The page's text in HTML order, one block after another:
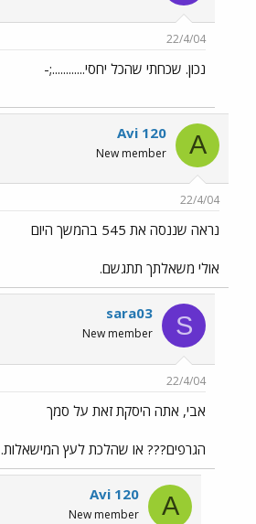
22/4/04
נכון. שכחתי שהכל יחסי............;-
A
Avi 120
New member
22/4/04
נראה שננסה את 545 בהמשך היום
אולי משאלתך תתגשם.
S
sara03
New member
22/4/04
אבי, אתה היסקת זאת על סמך
הגרפים??? או שהלכת לעץ המישאלות.
A
Avi 120
New member